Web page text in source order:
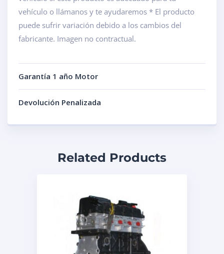
vehículo o llámanos y te ayudaremos * El producto
puede sufrir variación debido a los cambios del
fabricante. Imagen no contractual.
Garantía 1 año Motor
Devolución Penalizada
Related Products